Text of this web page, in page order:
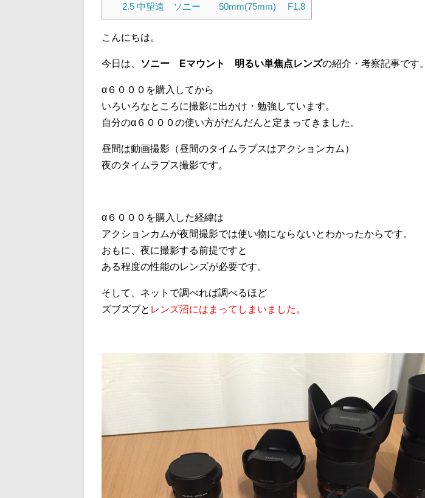
2.5中望遠 ソニー 50mm(75mm) F1.8
こんにちは。
今日は、 ソニー Eマウント 明るい単焦点レンズの紹介・考察記事です。
α６０００を購入してから
いろいろなところに撮影に出かけ・勉強しています。
自分のα６０００の使い方がだんだんと定まってきました。
昼間は動画撮影（昼間のタイムラプスはアクションカム）
夜のタイムラプス撮影です。
α６０００を購入した経緯は
アクションカムが夜間撮影では使い物にならないとわかったからです。
おもに、夜に撮影する前提ですと
ある程度の性能のレンズが必要です。
そして、ネットで調べれば調べるほど
ズブズブと レンズ沼にはまってしまいました。